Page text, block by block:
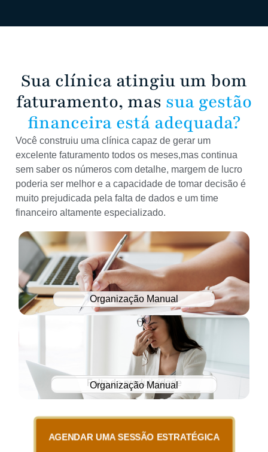
Sua clínica atingiu um bom
faturamento, mas sua gestão
financeira está adequada?
Você construiu uma clínica capaz de gerar um
excelente faturamento todos os meses,mas continua
sem saber os números com detalhe, margem de lucro
poderia ser melhor e a capacidade de tomar decisão é
muito prejudicada pela falta de dados e um time
financeiro altamente especializado.
Organização Manual
Falta de produtividade
Organização Manual
AGENDAR UMA SESSÃO ESTRATÉGICA